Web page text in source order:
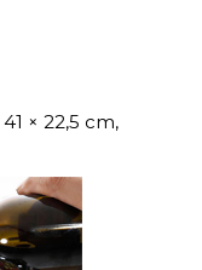
× 22,5 cm,